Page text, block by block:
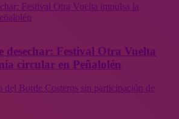
Festival Otra Vuelta impulsa la
desechar: Festival Otra Vuelta
circular en Peñalolén
del Borde Costeros sin participación de